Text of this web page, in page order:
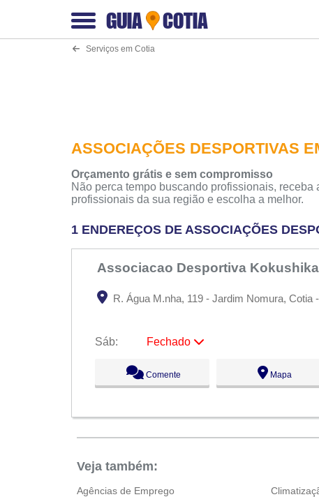
GUIA COTIA
Serviços em Cotia
ASSOCIAÇÕES DESPORTIVAS
Orçamento grátis e sem compromisso
Não perca tempo buscando profissionais,
profissionais da sua região e escolha a melhor.
1 ENDEREÇOS DE ASSOCIAÇÕES
Associacao Desportiva
R. Água M.nha, 119 - Jardim Nomura, Cotia
Sáb:
Fechado
09:00 - 18:00
Qua:
09:00 - 18:00
Sex:
09:00 - 18:00
Dom:
Fechado
Comente Mapa
Veja também:
Agências de Emprego